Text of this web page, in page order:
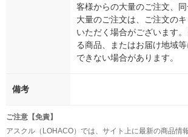
客様からの大量のご注文、
大量のご注文は、ご注文の
いただく場合がございます
る商品、またはお届け地域
できない場合があります。
備考
ご注意【免責】
アスクル（LOHACO）では、サイト上に最新の商品情